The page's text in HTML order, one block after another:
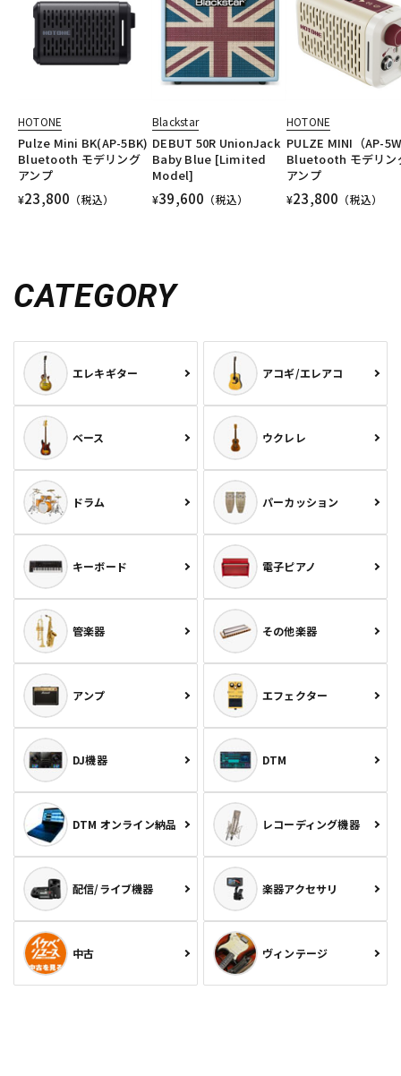
HOTONE
Pulze Mini BK(AP-5BK)
Bluetooth モデリング
アンプ
¥23,800 （税込）
Blackstar
DEBUT 50R UnionJack
Baby Blue [Limited
Model]
¥39,600 （税込）
HOTONE
PULZE MINI（AP-
Bluetooth モデリン
アンプ
¥23,800 （税込）
CATEGORY
エレキギター アコギ/エレアコ
ベース ウクレレ
ドラム パーカッション
キーボード 電子ピアノ
管楽器 その他楽器
アンプ エフェクター
DJ機器 DTM
DTM オンライン納品 レコーディング機器
配信/ライブ機器 楽器アクセサリ
中古 ヴィンテージ